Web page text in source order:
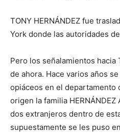
TONY HERNÁNDEZ fue
York donde las autoridades
Pero los señalamientos hacia
de ahora. Hace varios años
opiáceos en el departamento
origen la familia HERNÁNDEZ
dos extranjeros dentro de
supuestamente se les puso